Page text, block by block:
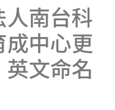
南台科
中心更
文命名